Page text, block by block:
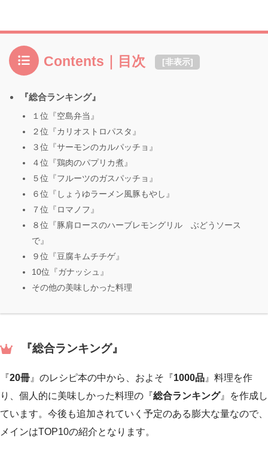
Contents｜目次 [非表示]
『総合ランキング』
１位『空島弁当』
２位『カリオストロパスタ』
３位『サーモンのカルパッチョ』
４位『鶏肉のパプリカ煮』
５位『フルーツのガスパッチョ』
６位『しょうゆラーメン風豚もやし』
７位『ロマノフ』
８位『豚肩ロースのハーブレモングリル ぶどうソース
で』
９位『豆腐キムチチゲ』
10位『ガナッシュ』
その他の美味しかった料理
『総合ランキング』
『 20冊』のレシピ本の中から、およそ『 1000品』料理を作
り、個人的に美味しかった料理の『 総合ランキング』を作成し
ています。今後も追加されていく予定のある膨大な量なので、
メインはTOP10の紹介となります。